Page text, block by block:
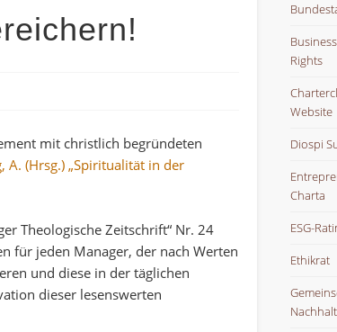
mit christlich begründeten
(Hrsg.) „Spiritualität in der
Theologische Zeitschrift“ Nr. 24
für jeden Manager, der nach Werten
und diese in der täglichen
dieser lesenswerten
Rights
Website
Diospi
Charta
ESG-
Ethikrat